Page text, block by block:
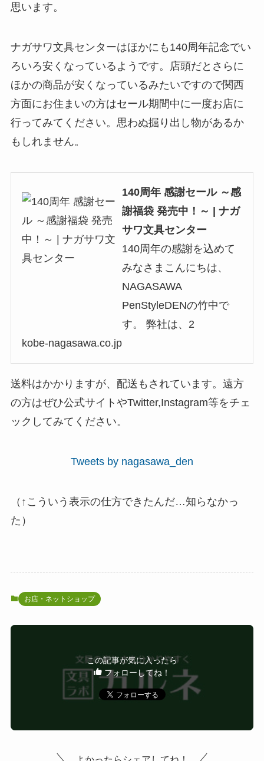
思います。
ナガサワ文具センターはほかにも140周年記念でい
ろいろ安くなっているようです。店頭だとさらに
ほかの商品が安くなっているみたいですので関西
方面にお住まいの方はセール期間中に一度お店に
行ってみてください。思わぬ掘り出し物があるか
もしれません。
140周年 感謝セール ～感
謝福袋 発売中！～ | ナガ
サワ文具センター
140周年の感謝を込めて
みなさまこんにちは、
NAGASAWA
PenStyleDENの竹中で
す。 弊社は、2
kobe-nagasawa.co.jp
送料はかかりますが、配送もされています。遠方
の方はぜひ公式サイトやTwitter,Instagram等をチェ
ックしてみてください。
Tweets by nagasawa_den
（↑こういう表示の仕方できたんだ…知らなかっ
た）
お店・ネットショップ
この記事が気に入ったら
フォローしてね！